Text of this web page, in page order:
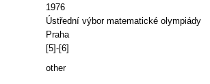
1976
Ústřední výbor matematické olympiády
Praha
[5]-[6]
other